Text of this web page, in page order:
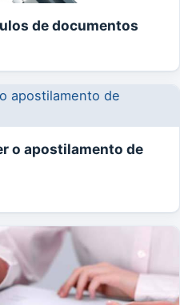
de documentos
o apostilamento de